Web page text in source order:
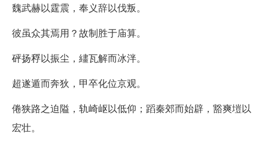
魏武赫以霆震，奉义辞以伐叛。
彼虽众其焉用？故制胜于庙算。
砰扬稃以振尘，繣瓦解而冰泮。
超遂遁而奔狄，甲卒化位京观。
倦狭路之迫隘，轨崎岖以低仰；蹈秦郊而始辟，豁爽塏以
宏壮。